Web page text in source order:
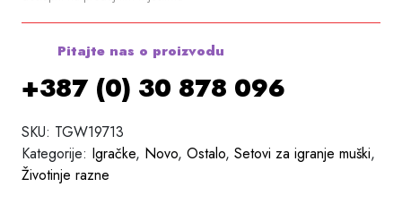
Pitajte nas o proizvodu
+387 (0) 30 878 096
SKU: TGW19713
Kategorije: Igračke, Novo, Ostalo, Setovi za igranje muški,
Životinje razne